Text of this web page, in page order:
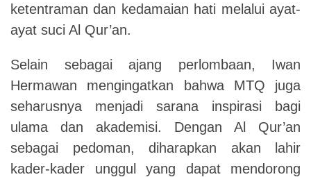
ketentraman dan kedamaian hati melalui ayat-
ayat suci Al Qur’an.
Selain sebagai ajang perlombaan, Iwan
Hermawan mengingatkan bahwa MTQ juga
seharusnya menjadi sarana inspirasi bagi
ulama dan akademisi. Dengan Al Qur’an
sebagai pedoman, diharapkan akan lahir
kader-kader unggul yang dapat mendorong